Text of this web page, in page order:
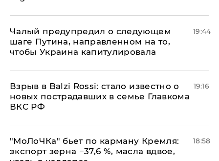
Чалый предупредил о следующем
шаге Путина, направленном на то,
чтобы Украина капитулировала
19:44
Взрыв в Balzi Rossi: стало известно о
новых пострадавших в семье Главкома
ВКС РФ
19:16
​"МоЛоЧКа" бьет по карману Кремля:
экспорт зерна −37,6 %, масла вдвое,
18:58